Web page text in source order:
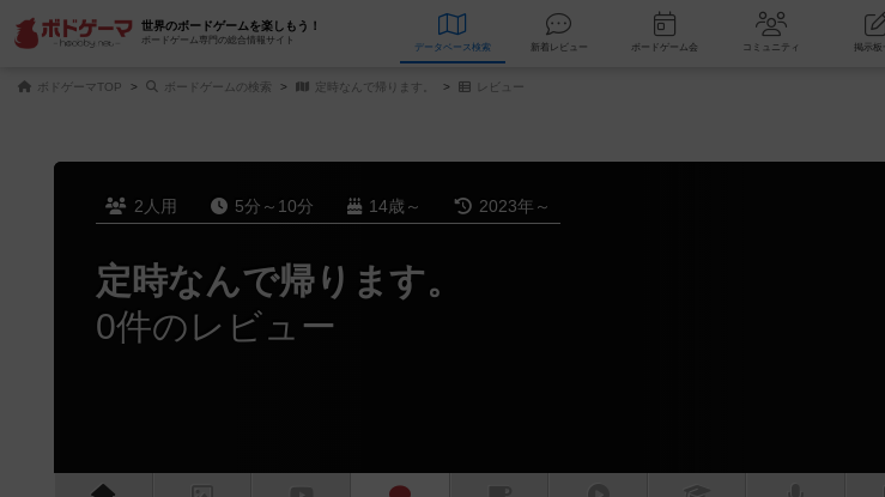
世界のボードゲームを楽しもう！
ボードゲーム専門の総合情報サイト
データベース 検索 新着レビュー ボードゲーム会 コミュニティ
ボドゲーマTOP ボードゲームの検索 定時なんで帰ります。 レビュー
2人用 5分～10分 14歳～ 2023年～
定時なんで帰ります。
0件のレビュー